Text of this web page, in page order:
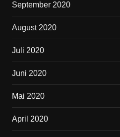
September 2020
August 2020
Juli 2020
Juni 2020
Mai 2020
April 2020